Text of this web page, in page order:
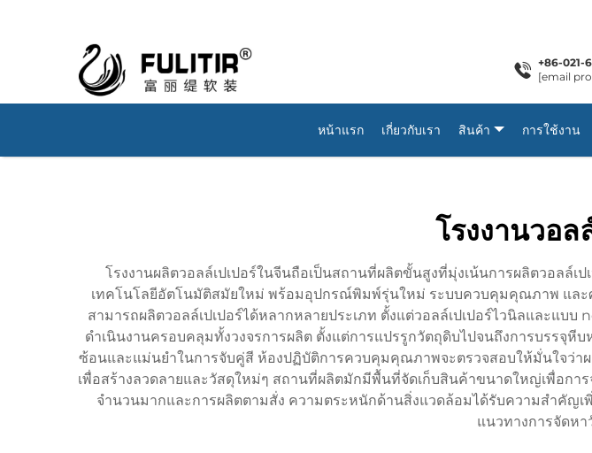
+86-021-
[email
หน้าแรก เกี่ยวกับเรา สินค้า การใช้งาน
โรงงานวอล
โรงงานผลิตวอลล์เปเปอร์ในจีนถือเป็นสถานที่ผลิตขั้นสูงที่มุ่งเน้นการผลิตวอลล์
เทคโนโลยีอัตโนมัติสมัยใหม่ พร้อมอุปกรณ์พิมพ์รุ่นใหม่ ระบบควบคุมคุณภาพ และ
สามารถผลิตวอลล์เปเปอร์ได้หลากหลายประเภท ตั้งแต่วอลล์เปเปอร์ไวนิลและแบ
ดำเนินงานครอบคลุมทั้งวงจรการผลิต ตั้งแต่การแปรรูกวัตถุดิบไปจนถึงการบรร
ซ้อนและแม่นยำในการจับคู่สี ห้องปฏิบัติการควบคุมคุณภาพจะตรวจสอบให้มั่นใจว่
เพื่อสร้างลวดลายและวัสดุใหม่ๆ สถานที่ผลิตมักมีพื้นที่จัดเก็บสินค้าขนาดใหญ่เพื่อกา
จำนวนมากและการผลิตตามสั่ง ความตระหนักด้านสิ่งแวดล้อมได้รับความสำคัญ
แนวทางการจัดหา